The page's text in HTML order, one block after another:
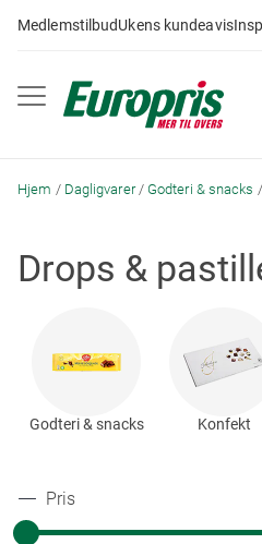
til
MedlemstilbudUkens kundeavis
Hjem Dagligvarer Godteri & snacks
Drops &
Godteri & snacks Konfekt
Pris